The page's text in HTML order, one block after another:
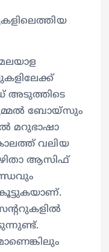
അടുത്തിടെ
ബോയ്സും
മറുഭാഷാ
വലിയ
ആസിഫ്